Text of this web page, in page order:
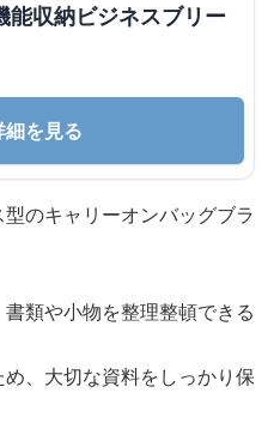
能収納ビジネスブリー
を見る
のキャリーオンバッグブラ
類や小物を整理整頓できる
、大切な資料をしっかり保